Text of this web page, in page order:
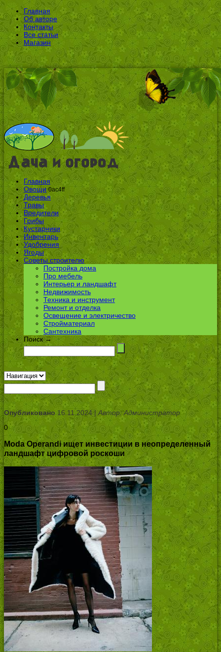
Главная
Об авторе
Контакты
Все статьи
Магазин
Главная
Овощи 0ac4ff
Деревья
Травы
Вредители
Грибы
Кустарники
Инвентарь
Удобрения
Ягоды
Советы строителю
Постройка дома
Про мебель
Интерьер и ландшафт
Недвижимость
Техника и инструмент
Ремонт и отделка
Освещение и электричество
Стройматериал
Сантехника
Поиск →
Опубликовано16.11.2024 | Автор: Администратор
0
Moda Operandi ищет инвестиции в неопределенный
ландшафт цифровой роскоши